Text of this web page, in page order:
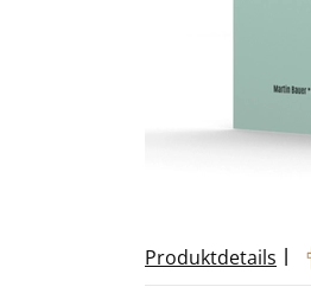
Produktdetails |